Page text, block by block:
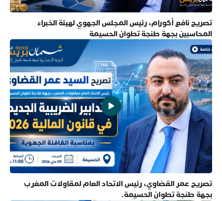
تصريح نافع أكورام، رئيس المجلس الجهوي لهيئة الخبراء
المحاسبين بجهة طنجة تطوان الحسيمة
تصريح عمر القضاوي، رئيس الاتحاد العام لمقاولات المغرب
بجهة طنجة تطوان الحسيمة.